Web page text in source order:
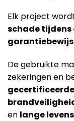
Elk project
schade tijdens
De gebruikte
zekeringen en
en lange